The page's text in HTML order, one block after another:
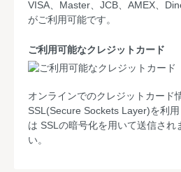
VISA、Master、JCB、AMEX、
がご利用可能です。
ご利用可能なクレジットカード
オンラインでのクレジットカード
SSL(Secure Sockets Layer)を利
は SSLの暗号化を用いて送信され
い。